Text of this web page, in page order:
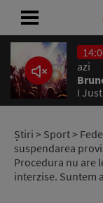
azi
I
Știri > Sport>
suspendarea
Procedura nu are
interzise. Suntem
ACASĂ
ȘTIRI
RADIO